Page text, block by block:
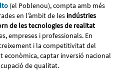
(el Poblenou), compta amb més
en l’àmbit de les indústries
de les tecnologies de realitat
empreses i professionals. En
i la competitivitat del
econòmica, captar inversió nacional
de qualitat.